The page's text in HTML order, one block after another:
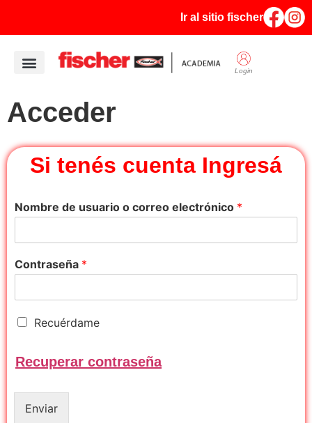
Ir al sitio fischer
Login
Acceder
Si tenés cuenta Ingresá
Nombre de usuario o correo electrónico *
Contraseña *
R
u
r
Recuérdame
Recuperar contraseña
Enviar